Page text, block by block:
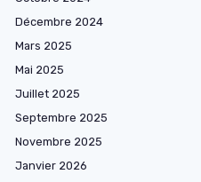
Décembre 2024
Mars 2025
Mai 2025
Juillet 2025
Septembre 2025
Novembre 2025
Janvier 2026